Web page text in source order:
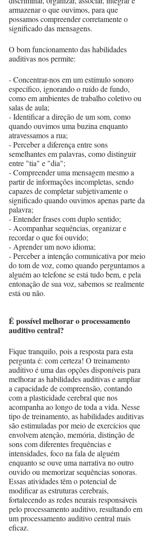
armazenar o que ouvimos, para que
possamos compreender corretamente o
significado das mensagens.
O bom funcionamento das habilidades
auditivas nos permite:
- Concentrar-nos em um estímulo sonoro
específico, ignorando o ruído de fundo,
como em ambientes de trabalho coletivo ou
salas de aula;
- Identificar a direção de um som, como
quando ouvimos uma buzina enquanto
atravessamos a rua;
- Perceber a diferença entre sons
semelhantes em palavras, como distinguir
entre "tia" e "dia";
- Compreender uma mensagem mesmo a
partir de informações incompletas, sendo
capazes de completar subjetivamente o
significado quando ouvimos apenas parte da
palavra;
- Entender frases com duplo sentido;
- Acompanhar sequências, organizar e
recordar o que foi ouvido;
- Aprender um novo idioma;
- Perceber a intenção comunicativa por meio
do tom de voz, como quando perguntamos a
alguém ao telefone se está tudo bem, e pela
entonação de sua voz, sabemos se realmente
está ou não.
É possível melhorar o processamento
auditivo central?
Fique tranquilo, pois a resposta para esta
pergunta é: com certeza! O treinamento
auditivo é uma das opções disponíveis para
melhorar as habilidades auditivas e ampliar
a capacidade de compreensão, contando
com a plasticidade cerebral que nos
acompanha ao longo de toda a vida. Nesse
tipo de treinamento, as habilidades auditivas
são estimuladas por meio de exercícios que
envolvem atenção, memória, distinção de
sons com diferentes frequências e
intensidades, foco na fala de alguém
enquanto se ouve uma narrativa no outro
ouvido ou memorizar sequências sonoras.
Essas atividades têm o potencial de
modificar as estruturas cerebrais,
fortalecendo as redes neurais responsáveis
pelo processamento auditivo, resultando em
um processamento auditivo central mais
eficaz.